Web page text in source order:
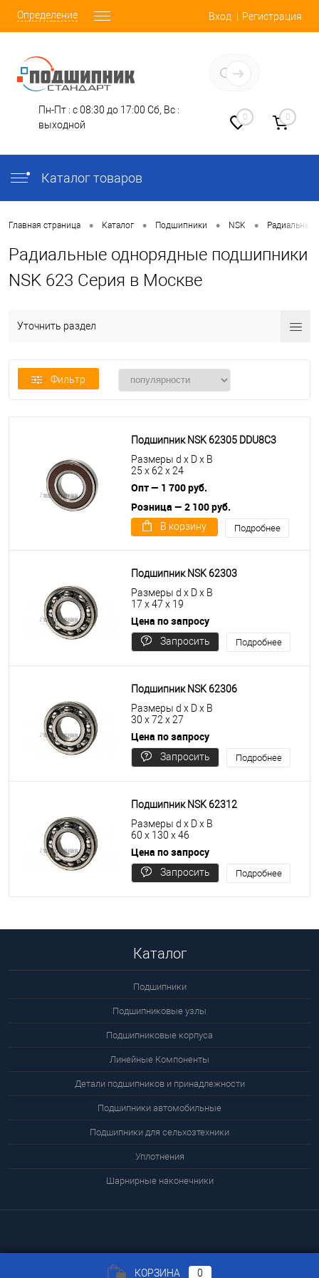
Определение Вход Регистрация
Пн-Пт : с 08:30 до 17:00 Сб, Вс :
выходной
0 0
Каталог товаров
Главная страница • Каталог • Подшипники • NSK •
Радиальные однорядные подшипники
NSK 623 Серия в Москве
Уточнить раздел
Фильтр
Подшипник NSK 62305 DDU8C3
Размеры d x D x B
25 x 62 x 24
Опт — 1 700 руб.
Розница — 2 100 руб.
В корзину Подробнее
Подшипник NSK 62303
Размеры d x D x B
17 x 47 x 19
Цена по запросу
Запросить
Подробнее
Подшипник NSK 62306
Размеры d x D x B
30 x 72 x 27
Цена по запросу
Запросить
Подробнее
Подшипник NSK 62312
Размеры d x D x B
60 x 130 x 46
Цена по запросу
Запросить
Подробнее
Каталог
Подшипники
Подшипниковые узлы
Подшипниковые корпуса
Линейные Компоненты
Детали подшипников и принадлежности
Подшипники автомобильные
Подшипники для сельхозтехники
Уплотнения
Шарнирные наконечники
КОРЗИНА 0